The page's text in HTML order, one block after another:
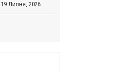
19 Липня, 2026